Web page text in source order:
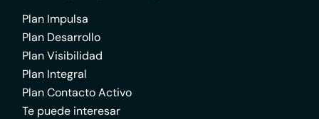
Plan Impulsa
Plan Desarrollo
Plan Visibilidad
Plan Integral
Plan Contacto Activo
Te puede interesar